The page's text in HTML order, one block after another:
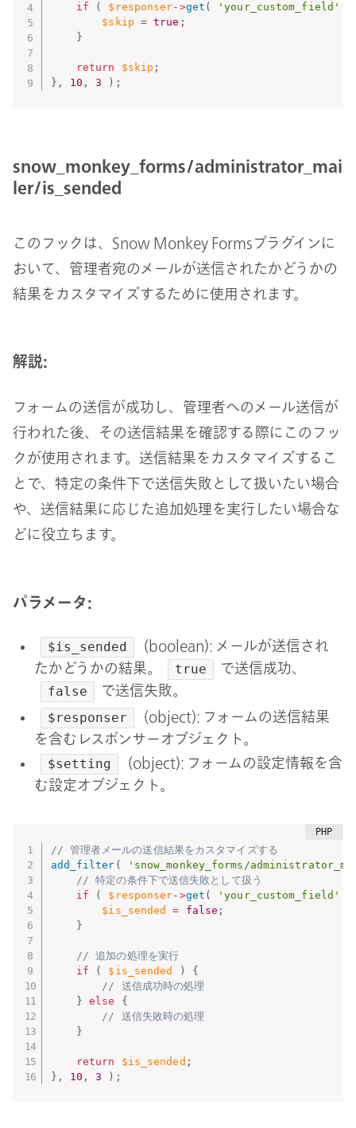
if
( $responser- >get ( 'your_custom_field'
$skip = true ;
}
return $skip ;
} , 10 , 3 ) ;
snow_monkey_forms/administrator_mai
ler/is_sended
このフックは、Snow Monkey Formsプラグインに
おいて、管理者宛のメールが送信されたかどうかの
結果をカスタマイズするために使用されます。
解説:
フォームの送信が成功し、管理者へのメール送信が
行われた後、その送信結果を確認する際にこのフッ
クが使用されます。送信結果をカスタマイズするこ
とで、特定の条件下で送信失敗として扱いたい場合
や、送信結果に応じた追加処理を実行したい場合な
どに役立ちます。
パラメータ:
$is_sended
(boolean): メールが送信され
たかどうかの結果。
true で送信成功、
false で送信失敗。
$responser
(object): フォームの送信結果
を含むレスポンサーオブジェクト。
$setting
(object): フォームの設定情報を含
む設定オブジェクト。
// 管理者メールの送信結果をカスタマイズする
add_filter (
'snow_monkey_forms/
// 特定の条件下で送信失敗として扱う
if
( $responser- >get ( 'your_custom_field'
$is_sended
= false ;
}
// 追加の処理を実行
if
( $is_sended )
{
// 送信成功時の処理
}
else
{
// 送信失敗時の処理
}
return $is_sended ;
} , 10 , 3 ) ;